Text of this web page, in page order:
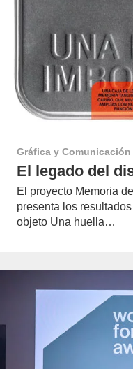
Gráfica y Comunicación
El legado del
El proyecto Memoria
presenta los
objeto Una huella…